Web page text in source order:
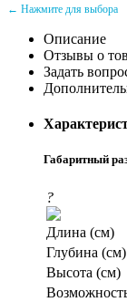
← Нажмите для выбора
Описание
Отзывы о
Задать
Габаритный
?
Длина (см)
Глубина (см)
Высота (см)